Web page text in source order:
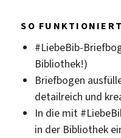
SO
#LiebeBib-
Bibliothek!)
Briefbogen
detailreich und
In die mit
in der Bibliothek